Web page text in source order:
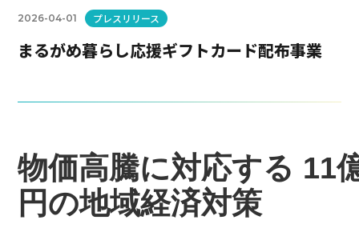
2026-04-01 プレスリリース
まるがめ暮らし応援ギフトカード配布事業
物価高騰に対応する 11
円の地域経済対策